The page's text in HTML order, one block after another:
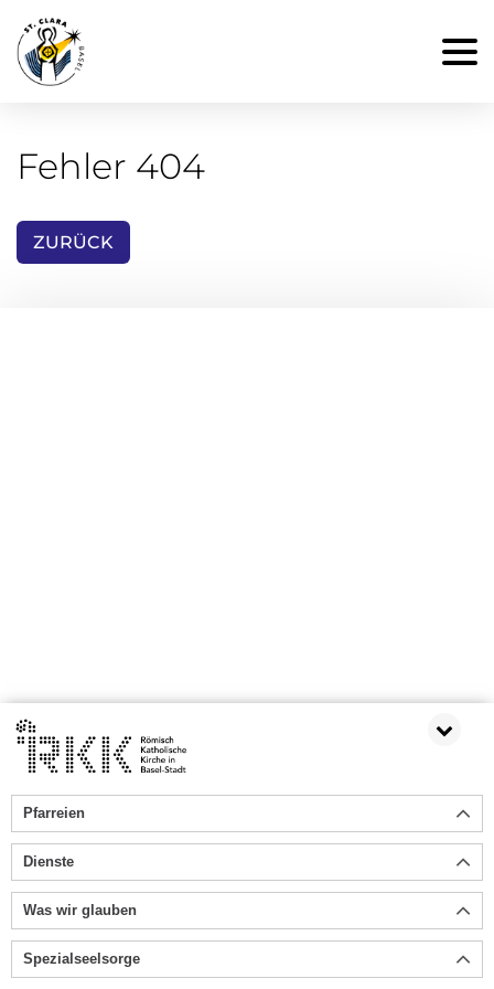
Fehler 404
ZURÜCK
Pfarreien
Dienste
Was wir glauben
Spezialseelsorge